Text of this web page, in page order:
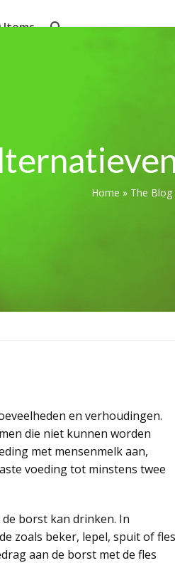
Items
Home » The Blog
en verhoudingen.
die niet kunnen worden
met mensenmelk aan,
voeding tot minstens twee
borst kan drinken. In
zoals beker, lepel, spuit of fles
aan de borst met de fles